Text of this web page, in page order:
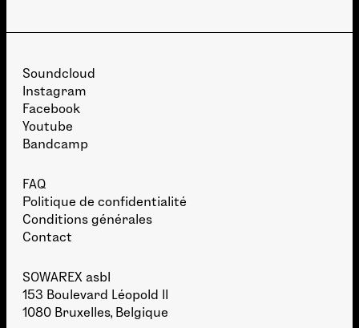
Soundcloud
Instagram
Facebook
Youtube
Bandcamp
FAQ
Politique de confidentialité
Conditions générales
Contact
SOWAREX asbl
153 Boulevard Léopold II
1080 Bruxelles, Belgique